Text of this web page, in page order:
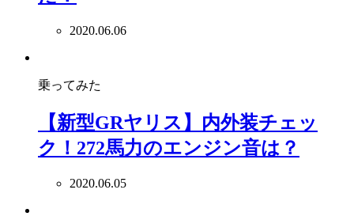
2020.06.06
乗ってみた
【新型GRヤリス】内外装チェッ
ク！272馬力のエンジン音は？
2020.06.05